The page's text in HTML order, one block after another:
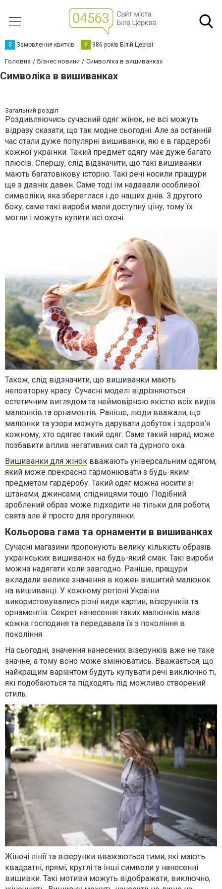
З Замовлення квитків 9 986 років Білій Церкві
Головна Бізнес новини Символіка в вишиванках
Символіка в вишиванках
Загальний розділ
Роздивляючись сучасний одяг жінок, не всі можуть
відразу сказати, що так модне сьогодні. Але за останній
час стали дуже популярні вишиванки, які є в гардеробі
кожної українки. Такий предмет одягу має дуже багато
плюсів. Спершу, слід відзначити, що такі вишиванки
мають багатовікову історію. Такі речі носили пращури
ще з давніх давен. Саме тоді їм надавали особливої
символіки, яка збереглася і до наших днів. З другого
боку, саме такі вироби мали доступну ціну, тому їх
могли і можуть купити всі охочі.
Також, слід відзначити, що вишиванки мають
неповторну красу. Сучасні моделі відрізняються
естетичним виглядом та неймовірною якістю всіх видів
малюнків та орнаментів. Раніше, люди вважали, що
малюнки та узори можуть дарувати добуток і здоров’я
кожному, хто одягає такий одяг. Саме такий наряд може
позбавити вплив негативних сил та дурного ока.
Вишиванки для жінок вважають універсальним одягом,
який може прекрасно гармоніювати з будь-яким
предметом гардеробу. Такий одяг можна носити зі
штанами, джинсами, спідницями тощо. Подібний
зроблений образ може підходити не тільки для роботи,
свята але й просто для прогулянки.
Кольорова гама та орнаменти в вишиванках
Сучасні магазини пропонують велику кількість образів
українських вишиванок на будь-який смак. Такі вироби
можна надягати коли завгодно. Раніше, пращури
вкладали велике значення в кожен вишитий малюнок
на вишиванці. У кожному регіоні України
використовувались різні види картин, візерунків та
орнаментів. Секрет нанесення таких малюнків мала
кожна господиня та передавала їх з покоління в
покоління.
На сьогодні, значення нанесених візерунків вже не таке
значне, а тому воно може змінюватись. Вважається, що
найкращим варіантом будуть купувати речі виключно ті,
які подобаються та підходять під можливо створений
стиль.
Жіночі лінії та візерунки вважаються тими, які мають
квадратні, прямі, круглі та інші символи у нанесенні
вишивки. Такі мотиви можуть відображати, виключно,